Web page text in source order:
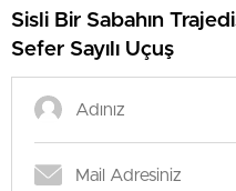
Sisli Bir Sabahın
Sefer Sayılı Uçuş